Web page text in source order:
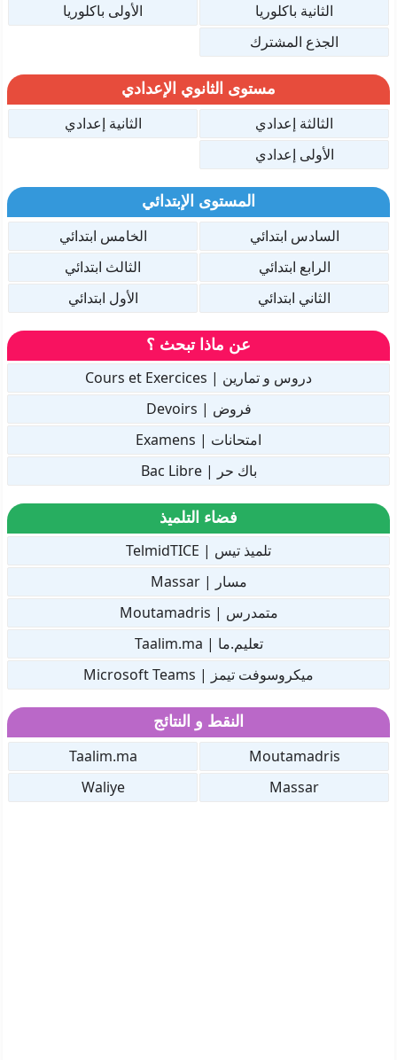
الثانية باكلوريا
الأولى باكلوريا
الجذع المشترك
مستوى الثانوي الإعدادي
الثالثة إعدادي
الثانية إعدادي
الأولى إعدادي
المستوى الإبتدائي
السادس ابتدائي
الخامس ابتدائي
الرابع ابتدائي
الثالث ابتدائي
الثاني ابتدائي
الأول ابتدائي
عن ماذا تبحث ؟
دروس و تمارين | Cours et Exercices
فروض | Devoirs
امتحانات | Examens
باك حر | Bac Libre
فضاء التلميذ
تلميذ تيس | TelmidTICE
مسار | Massar
متمدرس | Moutamadris
تعليم.ما | Taalim.ma
ميكروسوفت تيمز | Microsoft Teams
النقط و النتائج
Moutamadris
Taalim.ma
Massar
Waliye